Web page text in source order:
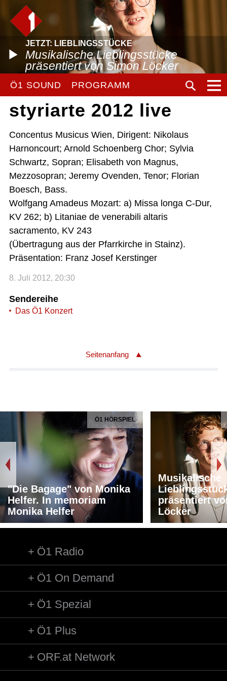
JETZT: LIEBLINGSSTÜCKE
Musikalische Lieblingsstücke
präsentiert von Simon Löcker
Ö1 SOUND PROGRAMM
styriarte 2012 live
Concentus Musicus Wien, Dirigent: Nikolaus
Harnoncourt; Arnold Schoenberg Chor; Sylvia
Schwartz, Sopran; Elisabeth von Magnus,
Mezzosopran; Jeremy Ovenden, Tenor; Florian
Boesch, Bass.
Wolfgang Amadeus Mozart: a) Missa longa C-Dur,
KV 262; b) Litaniae de venerabili altaris
sacramento, KV 243
(Übertragung aus der Pfarrkirche in Stainz).
Präsentation: Franz Josef Kerstinger
8. Juli 2012, 20:30
Sendereihe
Das Ö1 Konzert
Seitenanfang
Ö1 HÖRSPIEL
"Die Bagage" von Monika
Helfer. In memoriam
Monika Helfer
Musikalische
präsentiert
Löcker
Ö1 Radio
Ö1 On Demand
Ö1 Spezial
Ö1 Plus
ORF.at Network